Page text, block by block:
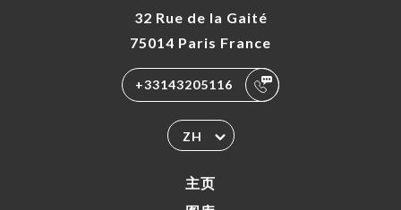
32 Rue de la Gaité
75014 Paris France
+33143205116
ZH
主页